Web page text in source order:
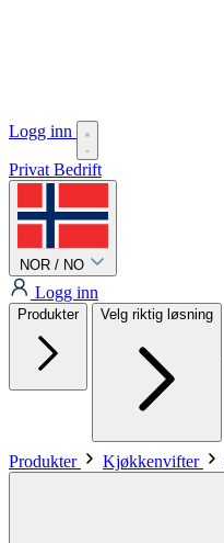
Logg inn
Privat Bedrift
NOR / NO
Logg inn
Produkter Velg riktig løsning
Produkter Kjøkkenvifter